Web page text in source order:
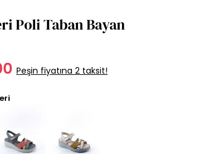
Poli Taban Bayan
Peşin fiyatına 2 taksit!